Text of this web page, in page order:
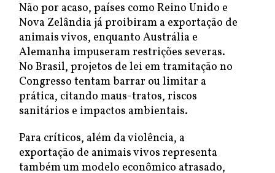
Não por acaso, países como Reino Unido e
Nova Zelândia já proibiram a exportação de
animais vivos, enquanto Austrália e
Alemanha impuseram restrições severas.
No Brasil, projetos de lei em tramitação no
Congresso tentam barrar ou limitar a
prática, citando maus-tratos, riscos
sanitários e impactos ambientais.
Para críticos, além da violência, a
exportação de animais vivos representa
também um modelo econômico atrasado,